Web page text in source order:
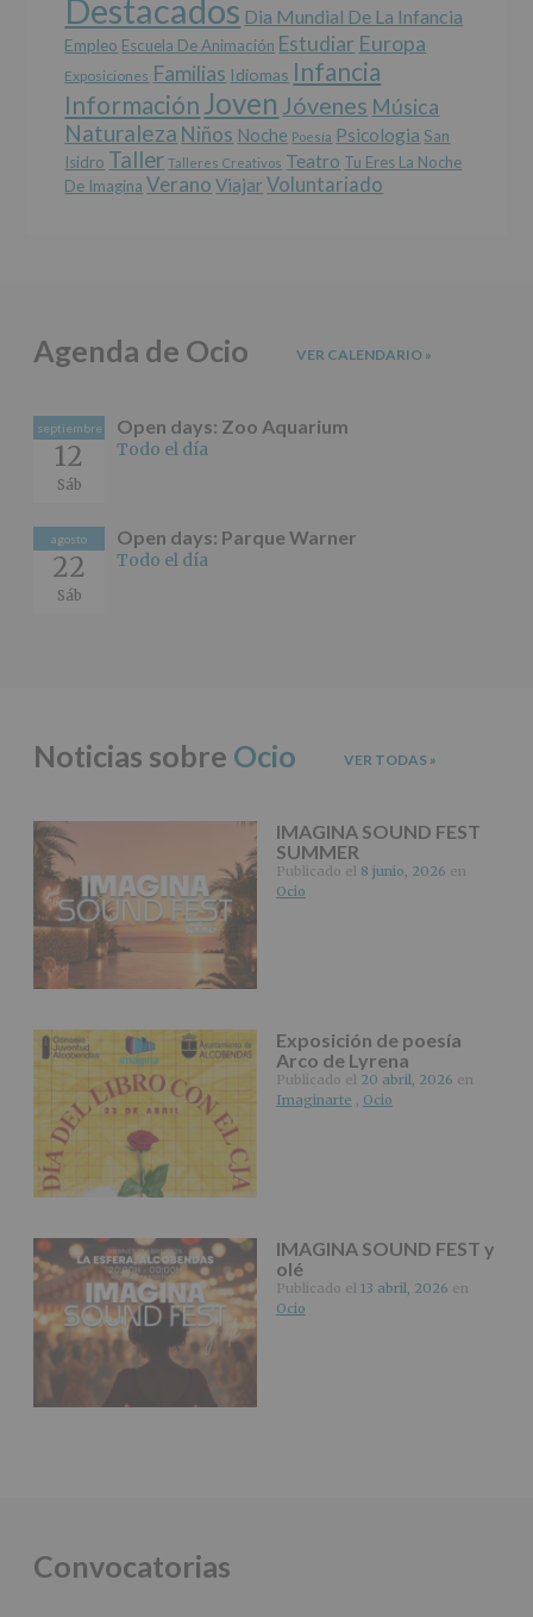
De
acceso,
rectificación,
supresión,
así
como
otros
derechos,
según
Información
adicional:
el
apartado
Datos
Destacados Dia Mundial De La Infancia
Empleo Escuela De Animación Estudiar Europa
Exposiciones Familias Idiomas Infancia
Información Joven Jóvenes Música
Naturaleza Niños Noche Poesía Psicologia San
Isidro Taller Talleres Creativos Teatro Tu Eres La Noche
De Imagina Verano Viajar Voluntariado
Agenda de Ocio VER CALENDARIO »
septiembre
12
Sáb
Open days: Zoo Aquarium
Todo el día
agosto
22
Sáb
Open days: Parque Warner
Todo el día
Noticias sobre Ocio VER TODAS »
IMAGINA SOUND FEST
SUMMER
Publicado el 8 junio, 2026 en
Ocio
Exposición de poesía
Arco de Lyrena
Publicado el 20 abril, 2026 en
Imaginarte , Ocio
IMAGINA SOUND FEST y
olé
Publicado el 13 abril, 2026 en
Ocio
Convocatorias